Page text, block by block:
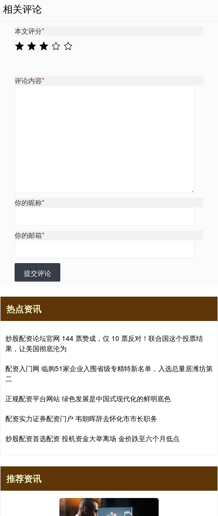
相关评论
本文评分*
评论内容*
你的昵称*
你的邮箱*
提交评论
热点资讯
炒股配资论坛官网 144 票赞成，仅 10 票反对！联合国这个投票结
果，让美国彻底沦为
配资入门网 临朐51家企业入围省级专精特新名单，入选总量居潍坊第
二
正规配资平台网站 绿色发展是中国式现代化的鲜明底色
配资实力证券配资门户 韦朝晖辞去怀化市市长职务
炒股配资首选配资 投机资金大举离场 金价跌至六个月低点
推荐资讯